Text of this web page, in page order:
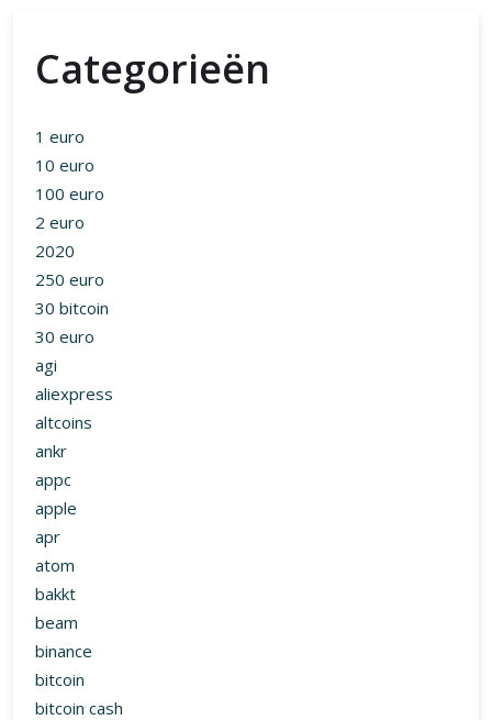
Categorieën
1 euro
10 euro
100 euro
2 euro
2020
250 euro
30 bitcoin
30 euro
agi
aliexpress
altcoins
ankr
appc
apple
apr
atom
bakkt
beam
binance
bitcoin
bitcoin cash